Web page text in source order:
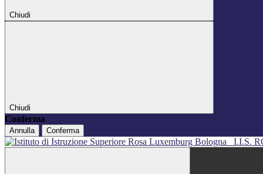
Chiudi
Chiudi
Conferma
Annulla Conferma
I.I.S.